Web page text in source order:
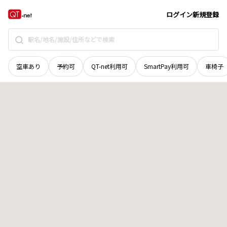
ログイン新規登録
空車あり 予約可 QT-net利用可 SmartPay利用可 車椅子
岡山県